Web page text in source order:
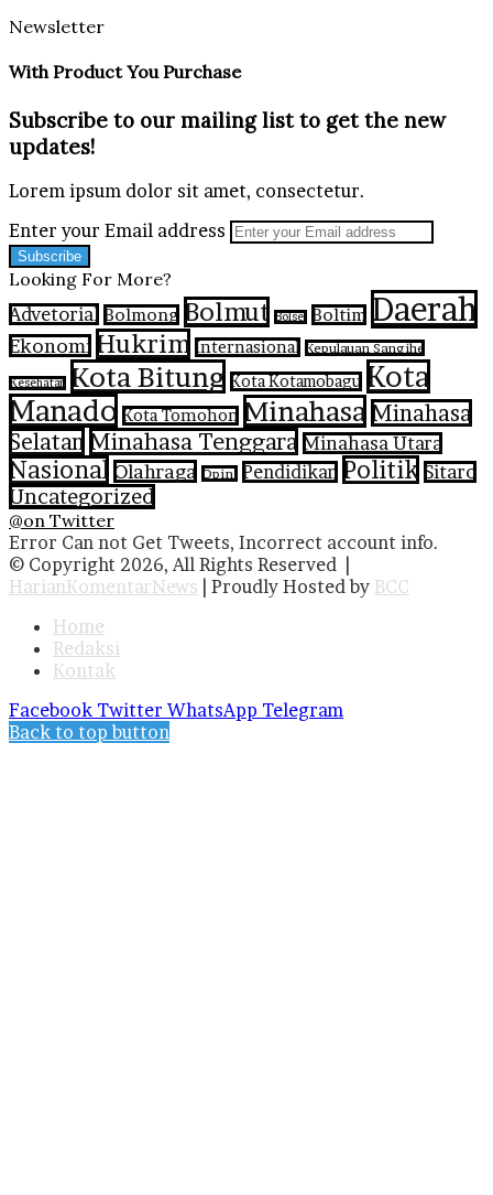
Newsletter
With Product You Purchase
Subscribe to our mailing list to get the new
updates!
Lorem ipsum dolor sit amet, consectetur.
Enter your Email address
Looking For More?
Advetorial Bolmong Bolmut Bolsel Boltim Daerah
Ekonomi Hukrim Internasional Kepulauan Sangihe
Kesehatan Kota Bitung Kota Kotamobagu Kota
Manado Kota Tomohon Minahasa Minahasa
Selatan Minahasa Tenggara Minahasa Utara
Nasional Olahraga Opini Pendidikan Politik Sitaro
Uncategorized
@on Twitter
Error Can not Get Tweets, Incorrect account info.
© Copyright 2026, All Rights Reserved |
HarianKomentarNews | Proudly Hosted by BCC
Home
Redaksi
Kontak
Facebook Twitter WhatsApp Telegram
Back to top button